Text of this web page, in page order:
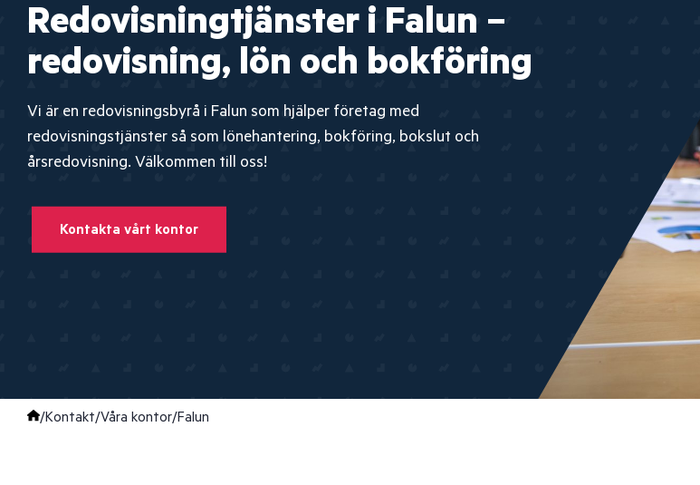
Redovisningtjänster i Falun –
redovisning, lön och bokföring
Vi är en redovisningsbyrå i Falun som hjälper företag med
redovisningstjänster så som lönehantering, bokföring, bokslut och
årsredovisning. Välkommen till oss!
Kontakta vårt kontor
/Kontakt/Våra kontor/Falun